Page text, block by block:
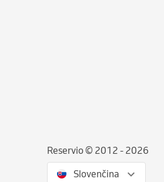
Reservio © 2012 - 2026
Slovenčina